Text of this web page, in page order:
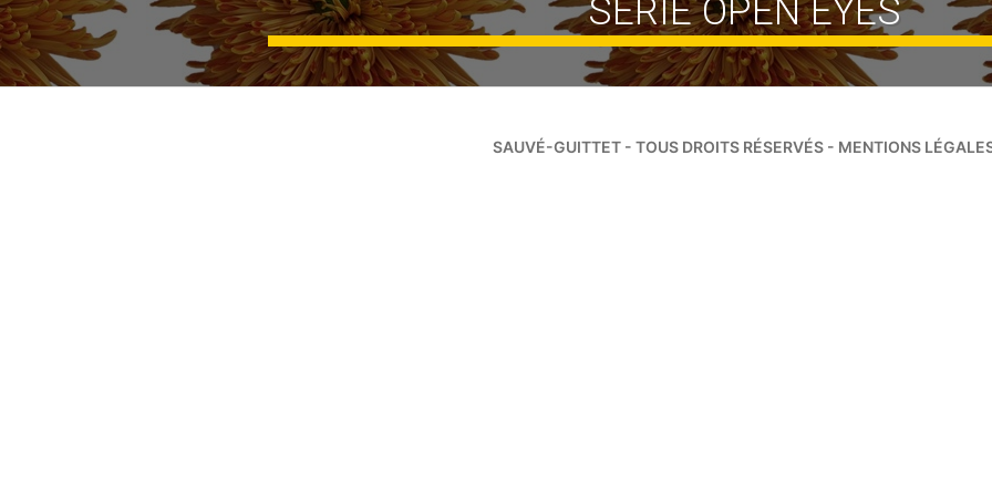
SÉRIE OPEN EYES
SAUVÉ-GUITTET - TOUS DROITS RÉSERVÉS - MENTIONS